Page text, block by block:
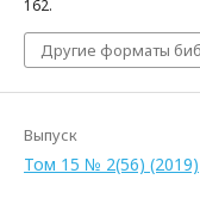
162.
Другие форматы
Выпуск
Том 15 № 2(56) (2019)